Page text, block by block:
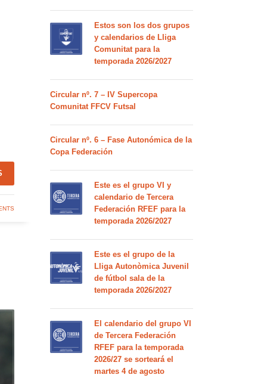
Estos son los dos grupos
y calendarios de Lliga
Comunitat para la
temporada 2026/2027
Circular nº. 7 – IV Supercopa
Comunitat FFCV Futsal
Circular nº. 6 – Fase Autonómica de la
Copa Federación
Este es el grupo VI y
calendario de Tercera
Federación RFEF para la
temporada 2026/2027
Este es el grupo de la
Lliga Autonòmica Juvenil
de fútbol sala de la
temporada 2026/2027
El calendario del grupo VI
de Tercera Federación
RFEF para la temporada
2026/27 se sorteará el
martes 4 de agosto